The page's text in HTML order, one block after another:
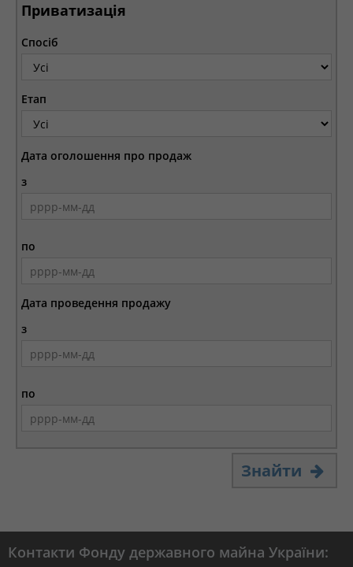
Приватизація
Спосіб
Етап
Дата оголошення про продаж
з
по
Дата проведення продажу
з
по
Знайти
Контакти Фонду державного майна України: